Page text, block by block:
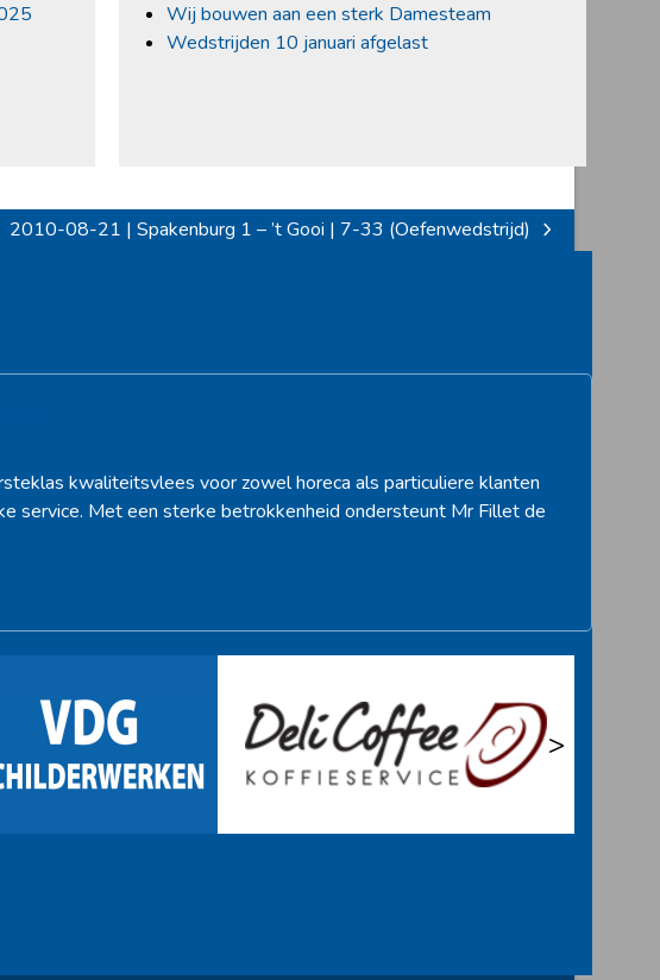
Wij bouwen aan een sterk Damesteam
Wedstrijden 10 januari afgelast
next
2010-08-21 | Spakenburg 1 – ’t Gooi | 7-33 (Oefenwedstrijd)
kwaliteitsvlees voor zowel horeca als particuliere klanten
service. Met een sterke betrokkenheid ondersteunt Mr Fillet de
>